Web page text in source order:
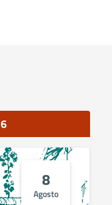
8
Agosto